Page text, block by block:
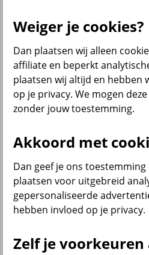
terug
Samenwerken
Partners in de zakelijke markt
Mijn Centraal Beheer
Weiger je cookies?
Dan plaatsen wij alleen
affiliate en beperkt
plaatsen wij altijd en hebben
op je privacy. We mogen
zonder jouw toestemming.
Akkoord met
Dan geef je ons
plaatsen voor uitgebreid
gepersonaliseerde
hebben invloed op je privacy.
Zelf je voorkeuren